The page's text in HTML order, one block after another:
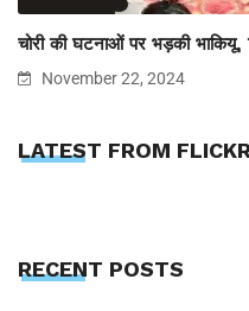
चोरी की घटनाओं पर भड़की भाकियू,
November 22, 2024
LATEST FROM FLICKR
RECENT POSTS